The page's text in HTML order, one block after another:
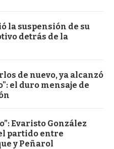
la suspensión de su
detrás de la
de nuevo, ya alcanzó
el duro mensaje de
Evaristo González
partido entre
y Peñarol